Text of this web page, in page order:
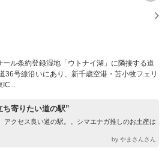
ル条約登録湿地「ウトナイ湖」に隣接する道
36号線沿いにあり、新千歳空港・苫小牧フェリ
IC...
ち寄りたい道の駅”
アクセス良い道の駅。。シマエナガ推しのお土産は
by やまさんさん